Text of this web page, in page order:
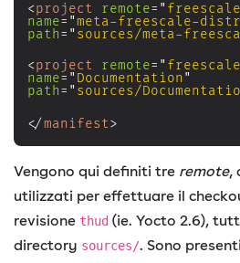
<project remote= " freescale
name= "meta-freescale-
path= " sources/meta-
<project remote= " freescale
name= " Documentation "
path= " sources/
</manifest>
Vengono qui definiti tre remote,
utilizzati per effettuare il
revisione thud (ie. Yocto 2.6),
directory sources/. Sono